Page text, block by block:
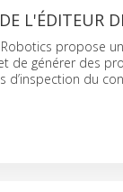
L'ÉDITEUR
propose
de générer des
d’inspection du